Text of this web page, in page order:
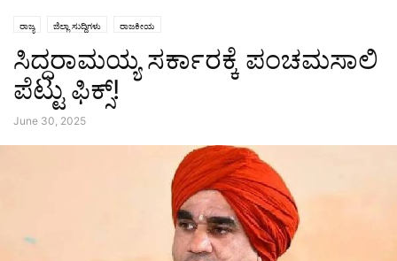
ರಾಜ್ಯ ಜಿಲ್ಲಾ ಸುದ್ದಿಗಳು ರಾಜಕೀಯ
ಸಿದ್ದರಾಮಯ್ಯ ಸರ್ಕಾರಕ್ಕೆ ಪಂಚಮಸಾಲಿ
ಪೆಟ್ಟು ಫಿಕ್ಸ್‌!
June 30, 2025